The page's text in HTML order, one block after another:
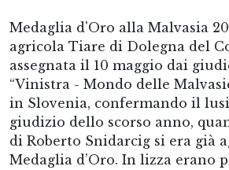
Medaglia d'Oro alla Malvasia
agricola Tiare di Dolegna del
assegnata il 10 maggio dai
“Vinistra - Mondo delle
in Slovenia, confermando il
giudizio dello scorso anno,
di Roberto Snidarcig si era già
Medaglia d’Oro. In lizza erano